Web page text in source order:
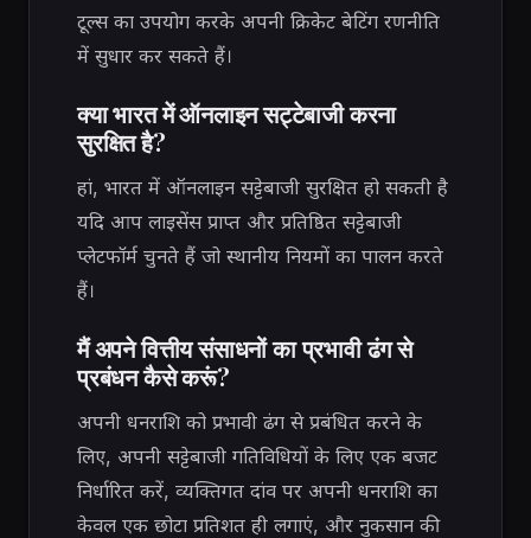
टूल्स का उपयोग करके अपनी क्रिकेट बेटिंग रणनीति
में सुधार कर सकते हैं।
क्या भारत में ऑनलाइन सट्टेबाजी करना
सुरक्षित है?
हां, भारत में ऑनलाइन सट्टेबाजी सुरक्षित हो सकती है
यदि आप लाइसेंस प्राप्त और प्रतिष्ठित सट्टेबाजी
प्लेटफॉर्म चुनते हैं जो स्थानीय नियमों का पालन करते
हैं।
मैं अपने वित्तीय संसाधनों का प्रभावी ढंग से
प्रबंधन कैसे करूं?
अपनी धनराशि को प्रभावी ढंग से प्रबंधित करने के
लिए, अपनी सट्टेबाजी गतिविधियों के लिए एक बजट
निर्धारित करें, व्यक्तिगत दांव पर अपनी धनराशि का
केवल एक छोटा प्रतिशत ही लगाएं, और नुकसान की